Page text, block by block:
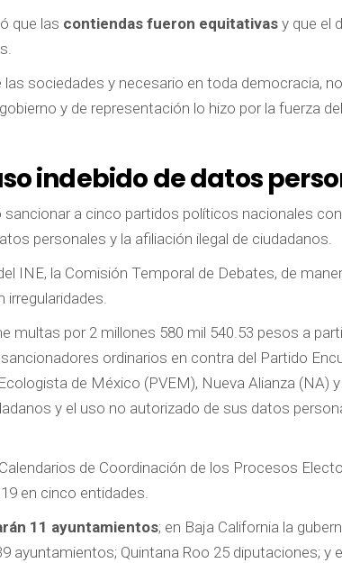
que las contiendas fueron equitativas y que el
las sociedades y necesario en toda democracia,
y de representación lo hizo por la fuerza
indebido de datos
a cinco partidos políticos nacionales
personales y la afiliación ilegal de ciudadanos.
INE, la Comisión Temporal de Debates, de
multas por 2 millones 580 mil 540.53 pesos a
ordinarios en contra del Partido
de México (PVEM), Nueva Alianza (NA)
y el uso no autorizado de sus datos
de Coordinación de los Procesos
en cinco entidades.
11 ayuntamientos; en Baja California la
ayuntamientos; Quintana Roo 25 diputaciones; y